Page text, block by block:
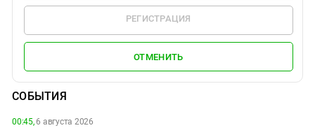
РЕГИСТРАЦИЯ
ОТМЕНИТЬ
СОБЫТИЯ
00:45,6 августа 2026